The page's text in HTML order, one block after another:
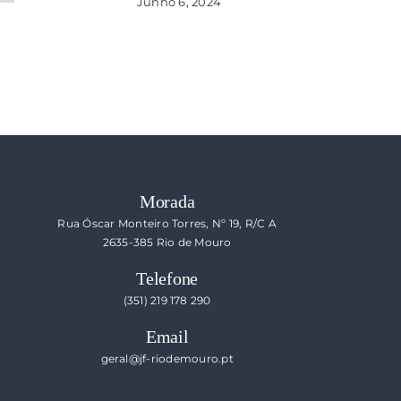
Morada
Rua Óscar Monteiro Torres, Nº 19, R/C A
2635-385 Rio de Mouro
Telefone
(351) 219 178 290
Email
geral@jf-riodemouro.pt